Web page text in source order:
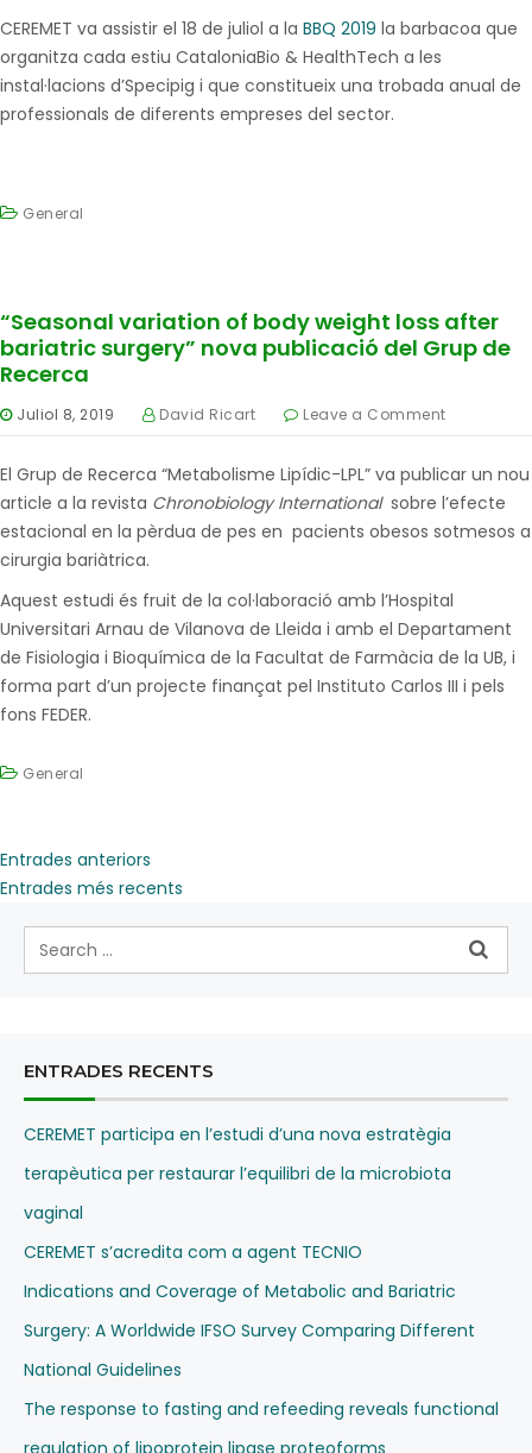
CEREMET va assistir el 18 de juliol a la BBQ 2019 la barbacoa que
organitza cada estiu CataloniaBio & HealthTech a les
instal·lacions d’Specipig i que constitueix una trobada anual de
professionals de diferents empreses del sector.
General
“Seasonal variation of body weight loss after
bariatric surgery” nova publicació del Grup de
Recerca
Juliol 8, 2019 David Ricart Leave a Comment
El Grup de Recerca “Metabolisme Lipídic-LPL” va publicar un nou
article a la revista Chronobiology International sobre l’efecte
estacional en la pèrdua de pes en pacients obesos sotmesos a
cirurgia bariàtrica.
Aquest estudi és fruit de la col·laboració amb l’Hospital
Universitari Arnau de Vilanova de Lleida i amb el Departament
de Fisiologia i Bioquímica de la Facultat de Farmàcia de la UB, i
forma part d’un projecte finançat pel Instituto Carlos III i pels
fons FEDER.
General
Entrades anteriors
Entrades més recents
ENTRADES RECENTS
CEREMET participa en l’estudi d’una nova estratègia
terapèutica per restaurar l’equilibri de la microbiota
vaginal
CEREMET s’acredita com a agent TECNIO
Indications and Coverage of Metabolic and Bariatric
Surgery: A Worldwide IFSO Survey Comparing Different
National Guidelines
The response to fasting and refeeding reveals functional